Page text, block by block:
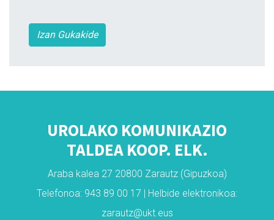
Izan Gukakide
UROLAKO KOMUNIKAZIO
TALDEA KOOP. ELK.
Araba kalea 27 20800 Zarautz (Gipuzkoa)
Telefonoa: 943 89 00 17 | Helbide elektronikoa:
zarautz@ukt.eus